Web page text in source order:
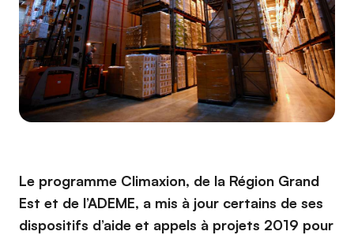
Le programme Climaxion, de la Région Grand
Est et de l’ADEME, a mis à jour certains de ses
dispositifs d’aide et appels à projets 2019 pour